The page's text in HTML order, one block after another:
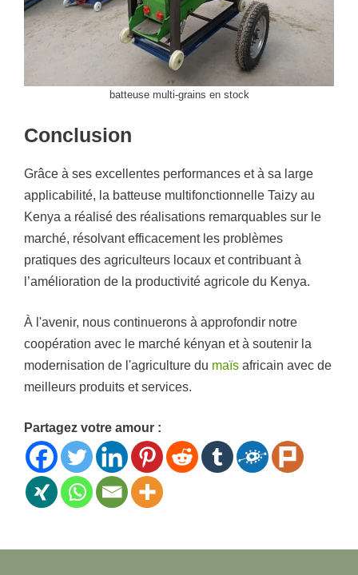
batteuse multi-grains en stock
Conclusion
Grâce à ses excellentes performances et à sa large
applicabilité, la batteuse multifonctionnelle Taizy au
Kenya a réalisé des réalisations remarquables sur le
marché, résolvant efficacement les problèmes
pratiques des agriculteurs locaux et contribuant à
l’amélioration de la productivité agricole du Kenya.
À l'avenir, nous continuerons à approfondir notre
coopération avec le marché kényan et à soutenir la
modernisation de l'agriculture du maïs africain avec de
meilleurs produits et services.
Partagez votre amour :